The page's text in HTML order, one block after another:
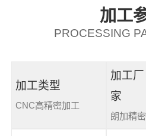
加工
PROCESSING
加工类型
CNC高精密加工
加工厂
家
朗加精密